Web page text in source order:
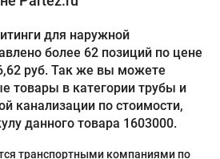
для наружной
более 62 позиций по цене
руб. Так же вы можете
товары в категории трубы и
канализации по стоимости,
данного товара 1603000.
транспортными компаниями по